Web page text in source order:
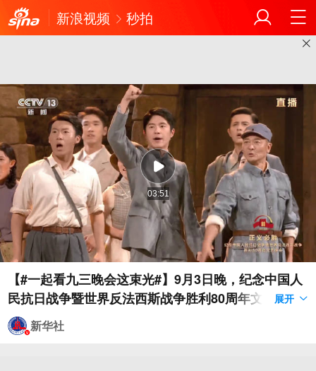
新浪视频 秒拍
03:51
【#一起看九三晚会这束光#】9月3日晚，纪念中国人
民抗日战争暨世界反法西斯战争胜利80周年文艺晚会
上， @罗晋 @刘昊然turbo @吴越 @吴樾 @演员胡
先煦 杨若彤联袂表演情境诗朗诵《这束光》，一起欣
展开
新华社